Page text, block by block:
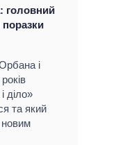
головний
і
діло»
та який
новим